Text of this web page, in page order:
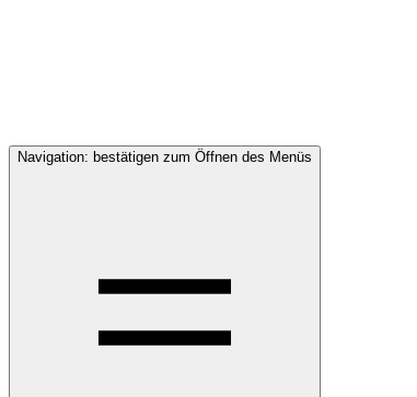
Navigation: bestätigen zum Öffnen des Menüs